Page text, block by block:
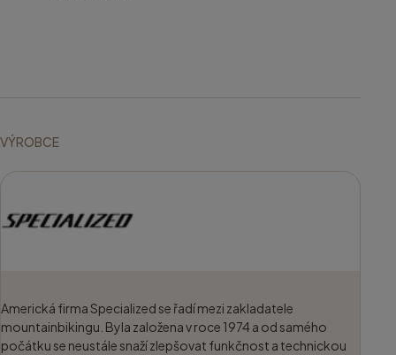
VÝROBCE
Americká firma Specialized se řadí mezi zakladatele
mountainbikingu. Byla založena v roce 1974 a od samého
počátku se neustále snaží zlepšovat funkčnost a technickou